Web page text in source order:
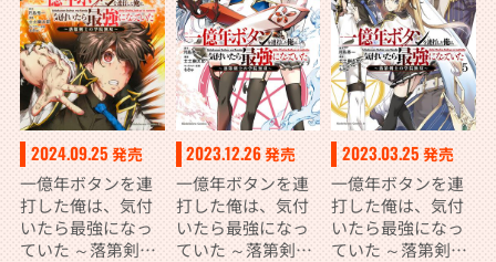
2024.09.25 発売
一億年ボタンを連
打した俺は、気付
いたら最強になっ
ていた ～落第剣士
2023.12.26発売
一億年ボタンを連
打した俺は、気付
いたら最強になっ
ていた ～落第剣士
2023.03.25 発売
一億年ボタンを連
打した俺は、気付
いたら最強になっ
ていた ～落第剣士